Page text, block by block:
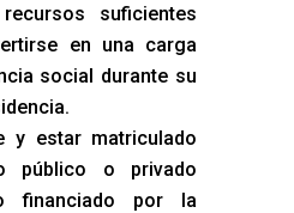
suficientes
en una carga
social durante su
y estar matriculado
público o privado
financiado por la